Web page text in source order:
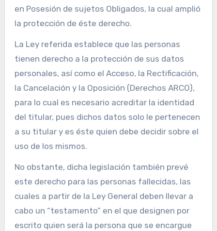
en Posesión de sujetos Obligados, la cual amplió
la protección de éste derecho.
La Ley referida establece que las personas
tienen derecho a la protección de sus datos
personales, así como el Acceso, la Rectificación,
la Cancelación y la Oposición (Derechos ARCO),
para lo cual es necesario acreditar la identidad
del titular, pues dichos datos solo le pertenecen
a su titular y es éste quien debe decidir sobre el
uso de los mismos.
No obstante, dicha legislación también prevé
este derecho para las personas fallecidas, las
cuales a partir de la Ley General deben llevar a
cabo un “testamento” en el que designen por
escrito quien será la persona que se encargue